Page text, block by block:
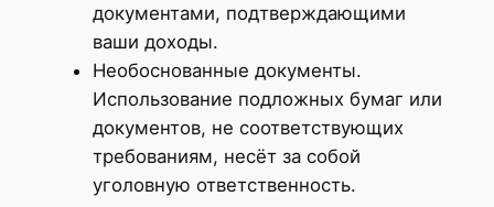
документами, подтверждающими
ваши доходы.
Необоснованные документы.
Использование подложных бумаг или
документов, не соответствующих
требованиям, несёт за собой
уголовную ответственность.